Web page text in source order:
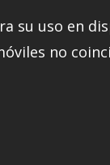
su uso en
no